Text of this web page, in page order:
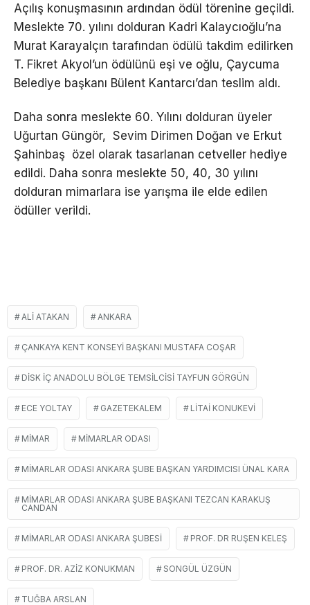
Açılış konuşmasının ardından ödül törenine geçildi.
Meslekte 70. yılını dolduran Kadri Kalaycıoğlu’na
Murat Karayalçın tarafından ödülü takdim edilirken
T. Fikret Akyol’un ödülünü eşi ve oğlu, Çaycuma
Belediye başkanı Bülent Kantarcı’dan teslim aldı.
Daha sonra meslekte 60. Yılını dolduran üyeler
Uğurtan Güngör, Sevim Dirimen Doğan ve Erkut
Şahinbaş özel olarak tasarlanan cetveller hediye
edildi. Daha sonra meslekte 50, 40, 30 yılını
dolduran mimarlara ise yarışma ile elde edilen
ödüller verildi.
ALI ATAKAN ANKARA
ÇANKAYA KENT KONSEYI BAŞKANI MUSTAFA COŞAR
DİSK İÇ ANADOLU BÖLGE TEMSILCISI TAYFUN GÖRGÜN
ECE YOLTAY GAZETEKALEM LITAI KONUKEVI
MIMAR MIMARLAR ODASI
MIMARLAR ODASI ANKARA ŞUBE BAŞKAN YARDIMCISI ÜNAL KARA
MIMARLAR ODASI ANKARA ŞUBE BAŞKANI TEZCAN KARAKUŞ
CANDAN
MIMARLAR ODASI ANKARA ŞUBESI PROF. DR RUŞEN KELEŞ
PROF. DR. AZIZ KONUKMAN SONGÜL ÜZGÜN
TUĞBA ARSLAN